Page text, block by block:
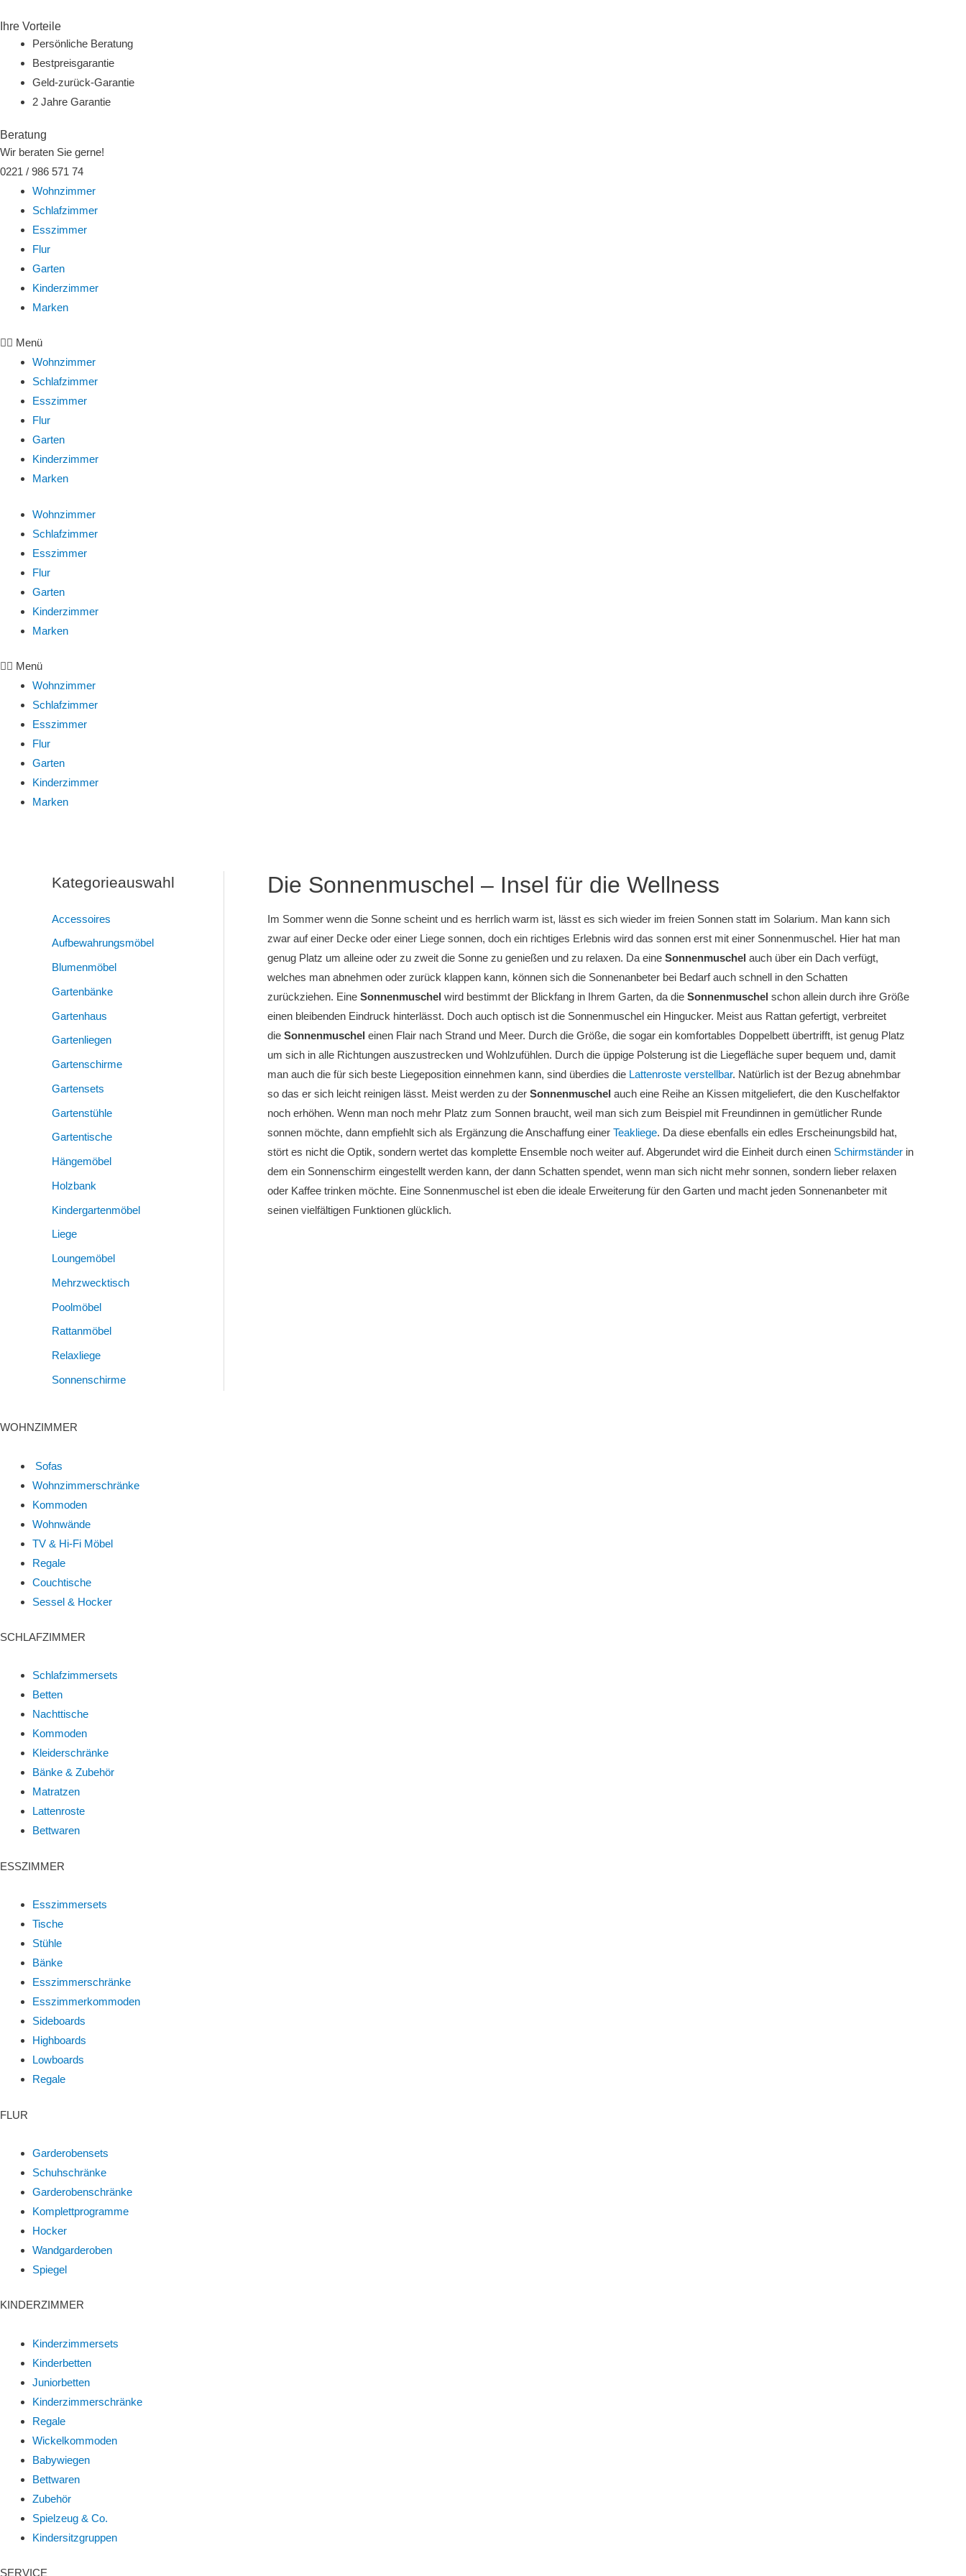
Inhalt
springen
Ihre Vorteile
Persönliche Beratung
Bestpreisgarantie
Geld-zurück-Garantie
2 Jahre Garantie
Beratung
Wir beraten Sie gerne!
0221 / 986 571 74
Wohnzimmer
Schlafzimmer
Esszimmer
Flur
Garten
Kinderzimmer
Marken
Menü
Wohnzimmer
Schlafzimmer
Esszimmer
Flur
Garten
Kinderzimmer
Marken
Wohnzimmer
Schlafzimmer
Esszimmer
Flur
Garten
Kinderzimmer
Marken
Menü
Wohnzimmer
Schlafzimmer
Esszimmer
Flur
Garten
Kinderzimmer
Marken
Kategorieauswahl
Accessoires
Aufbewahrungsmöbel
Blumenmöbel
Gartenbänke
Gartenhaus
Gartenliegen
Gartenschirme
Gartensets
Gartenstühle
Gartentische
Hängemöbel
Holzbank
Kindergartenmöbel
Liege
Loungemöbel
Mehrzwecktisch
Poolmöbel
Rattanmöbel
Relaxliege
Sonnenschirme
Die Sonnenmuschel – Insel für die Wellness
Im Sommer wenn die Sonne scheint und es herrlich warm ist, lässt es sich wieder im freien Sonnen statt im Solarium. Man kann sich
zwar auf einer Decke oder einer Liege sonnen, doch ein richtiges Erlebnis wird das sonnen erst mit einer Sonnenmuschel. Hier hat man
genug Platz um alleine oder zu zweit die Sonne zu genießen und zu relaxen. Da eine Sonnenmuschel auch über ein Dach verfügt,
welches man abnehmen oder zurück klappen kann, können sich die Sonnenanbeter bei Bedarf auch schnell in den Schatten
zurückziehen. Eine Sonnenmuschel wird bestimmt der Blickfang in Ihrem Garten, da die Sonnenmuschel schon allein durch ihre Größe
einen bleibenden Eindruck hinterlässt. Doch auch optisch ist die Sonnenmuschel ein Hingucker. Meist aus Rattan gefertigt, verbreitet
die Sonnenmuschel einen Flair nach Strand und Meer. Durch die Größe, die sogar ein komfortables Doppelbett übertrifft, ist genug Platz
um sich in alle Richtungen auszustrecken und Wohlzufühlen. Durch die üppige Polsterung ist die Liegefläche super bequem und, damit
man auch die für sich beste Liegeposition einnehmen kann, sind überdies die Lattenroste verstellbar. Natürlich ist der Bezug abnehmbar
so das er sich leicht reinigen lässt. Meist werden zu der Sonnenmuschel auch eine Reihe an Kissen mitgeliefert, die den Kuschelfaktor
noch erhöhen. Wenn man noch mehr Platz zum Sonnen braucht, weil man sich zum Beispiel mit Freundinnen in gemütlicher Runde
sonnen möchte, dann empfiehlt sich als Ergänzung die Anschaffung einer Teakliege. Da diese ebenfalls ein edles Erscheinungsbild hat,
stört es nicht die Optik, sondern wertet das komplette Ensemble noch weiter auf. Abgerundet wird die Einheit durch einen Schirmständer in
dem ein Sonnenschirm eingestellt werden kann, der dann Schatten spendet, wenn man sich nicht mehr sonnen, sondern lieber relaxen
oder Kaffee trinken möchte. Eine Sonnenmuschel ist eben die ideale Erweiterung für den Garten und macht jeden Sonnenanbeter mit
seinen vielfältigen Funktionen glücklich.
WOHNZIMMER
Sofas
Wohnzimmerschränke
Kommoden
Wohnwände
TV & Hi-Fi Möbel
Regale
Couchtische
Sessel & Hocker
SCHLAFZIMMER
Schlafzimmersets
Betten
Nachttische
Kommoden
Kleiderschränke
Bänke & Zubehör
Matratzen
Lattenroste
Bettwaren
ESSZIMMER
Esszimmersets
Tische
Stühle
Bänke
Esszimmerschränke
Esszimmerkommoden
Sideboards
Highboards
Lowboards
Regale
FLUR
Garderobensets
Schuhschränke
Garderobenschränke
Komplettprogramme
Hocker
Wandgarderoben
Spiegel
KINDERZIMMER
Kinderzimmersets
Kinderbetten
Juniorbetten
Kinderzimmerschränke
Regale
Wickelkommoden
Babywiegen
Bettwaren
Zubehör
Spielzeug & Co.
Kindersitzgruppen
SERVICE